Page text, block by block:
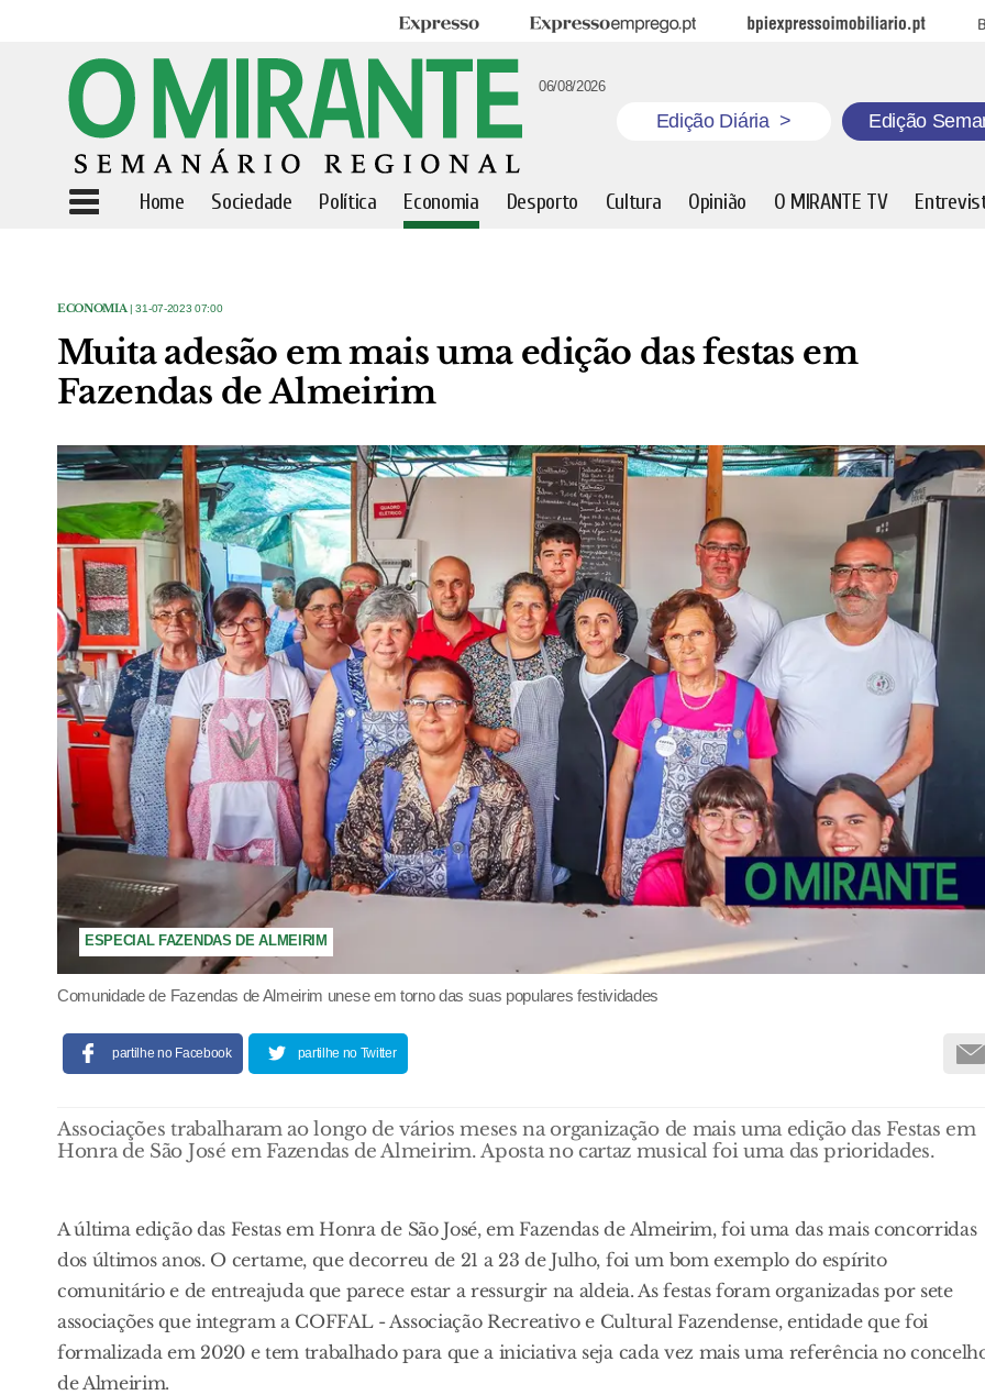
Expresso Expresso Emprego BPI Expresso Imobiliário
06/08/2026
Edição Diária > Edição
Home Sociedade Política Economia Desporto Cultura Opinião O MIRANTE TV
ECONOMIA | 31-07-2023 07:00
Muita adesão em mais uma edição das festas em
Fazendas de Almeirim
ESPECIAL FAZENDAS DE ALMEIRIM
Comunidade de Fazendas de Almeirim unese em torno das suas populares festividades
partilhe no Facebook partilhe no Twitter
Associações trabalharam ao longo de vários meses na organização de mais uma edição das Festas em
Honra de São José em Fazendas de Almeirim. Aposta no cartaz musical foi uma das prioridades.
A última edição das Festas em Honra de São José, em Fazendas de Almeirim, foi uma das mais concorridas
dos últimos anos. O certame, que decorreu de 21 a 23 de Julho, foi um bom exemplo do espírito
comunitário e de entreajuda que parece estar a ressurgir na aldeia. As festas foram organizadas por sete
associações que integram a COFFAL - Associação Recreativo e Cultural Fazendense, entidade que foi
formalizada em 2020 e tem trabalhado para que a iniciativa seja cada vez mais uma referência no
de Almeirim.